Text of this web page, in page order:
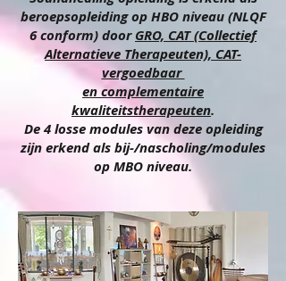
beroepsopleiding op HBO niveau (NLQF
6 conform) doorGRO, CAT (Collectief
Alternatieve Therapeuten), CAT-
vergoedbaar
en complementaire
kwaliteitstherapeuten.
De 4 losse modules van deze opleiding
zijn erkend als bij-/nascholing/modules
op MBO niveau.